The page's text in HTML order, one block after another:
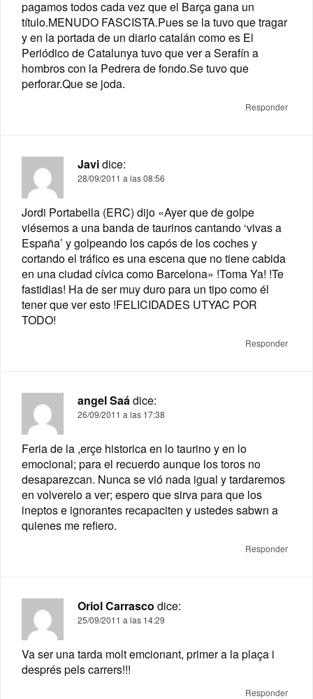
pagamos todos cada vez que el Barça gana un
título.MENUDO FASCISTA.Pues se la tuvo que tragar
y en la portada de un diario catalán como es El
Periódico de Catalunya tuvo que ver a Serafín a
hombros con la Pedrera de fondo.Se tuvo que
perforar.Que se joda.
Responder
Javidice:
28/09/2011 a las 08:56
Jordi Portabella (ERC) dijo «Ayer que de golpe
viésemos a una banda de taurinos cantando ‘vivas a
España’ y golpeando los capós de los coches y
cortando el tráfico es una escena que no tiene cabida
en una ciudad cívica como Barcelona» !Toma Ya! !Te
fastidias! Ha de ser muy duro para un tipo como él
tener que ver esto !FELICIDADES UTYAC POR
TODO!
Responder
angel Saádice:
26/09/2011 a las 17:38
Feria de la ,erçe historica en lo taurino y en lo
emocional; para el recuerdo aunque los toros no
desaparezcan. Nunca se vió nada igual y tardaremos
en volverelo a ver; espero que sirva para que los
ineptos e ignorantes recapaciten y ustedes sabwn a
quienes me refiero.
Responder
Oriol Carrasco dice:
25/09/2011 a las 14:29
Va ser una tarda molt emcionant, primer a la plaça i
després pels carrers!!!
Responder